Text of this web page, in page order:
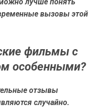
вызовы этой
фильмы с
особенными?
отзывы
случайно.